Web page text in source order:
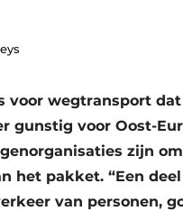
voor wegtransport
gunstig voor Oost-
zijn
het pakket. “Een
van personen,